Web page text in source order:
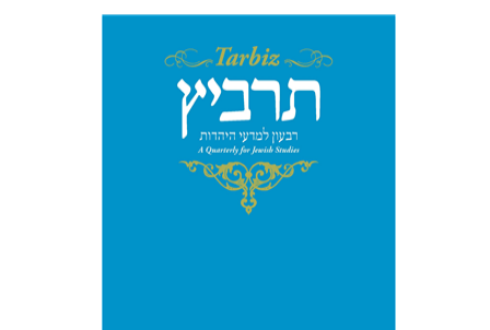
שלמה נאה שרית שלו-עיני
משה הלברטל